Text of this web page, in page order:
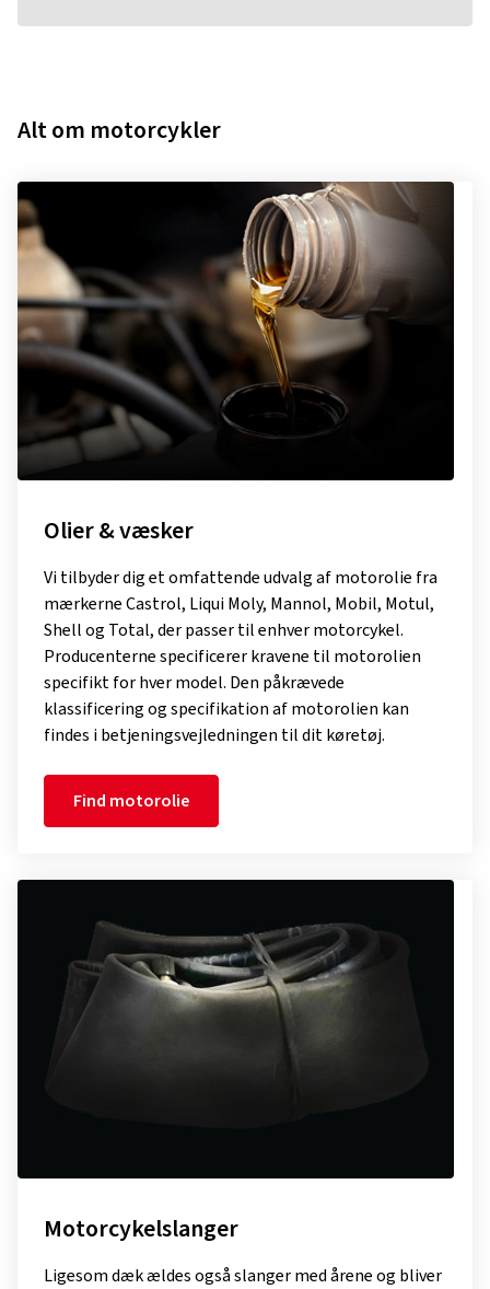
Alt om motorcykler
Olier & væsker
Vi tilbyder dig et omfattende udvalg af motorolie fra
mærkerne Castrol, Liqui Moly, Mannol, Mobil, Motul,
Shell og Total, der passer til enhver motorcykel.
Producenterne specificerer kravene til motorolien
specifikt for hver model. Den påkrævede
klassificering og specifikation af motorolien kan
findes i betjeningsvejledningen til dit køretøj.
Find motorolie
Motorcykelslanger
Ligesom dæk ældes også slanger med årene og bliver